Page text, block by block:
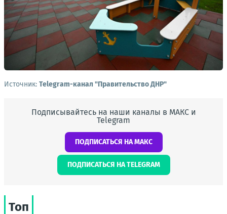
Источник: Telegram-канал "Правительство ДНР"
Подписывайтесь на наши каналы в МАКС и
Telegram
ПОДПИСАТЬСЯ НА МАКС
ПОДПИСАТЬСЯ НА TELEGRAM
Топ